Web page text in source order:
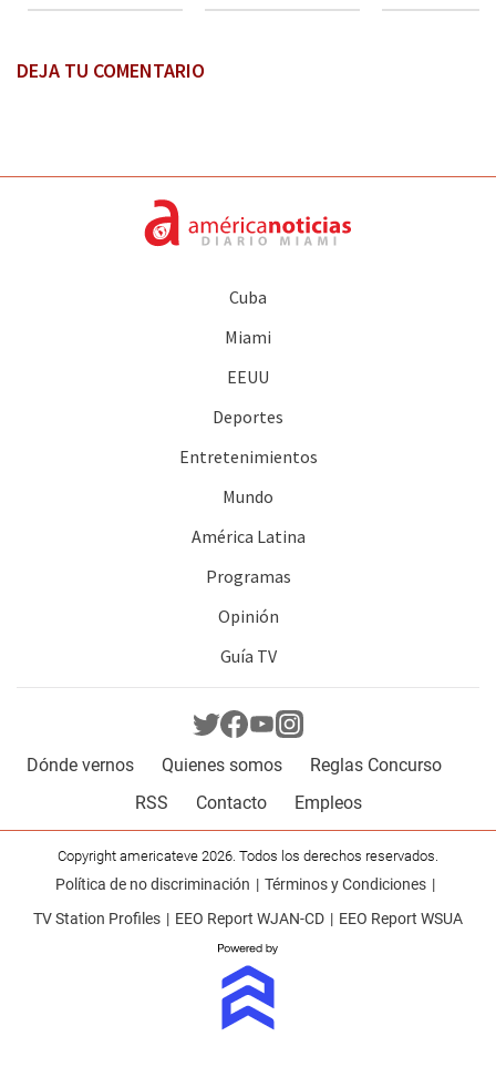
DEJA TU COMENTARIO
Cuba
Miami
EEUU
Deportes
Entretenimientos
Mundo
América Latina
Programas
Opinión
Guía TV
Dónde vernos Quienes somos
Reglas Concurso
RSS
Contacto Empleos
Copyright americateve 2026. Todos los derechos reservados.
Política de no discriminación
Términos y Condiciones
TV Station Profiles
EEO Report WJAN-CD EEO Report WSUA